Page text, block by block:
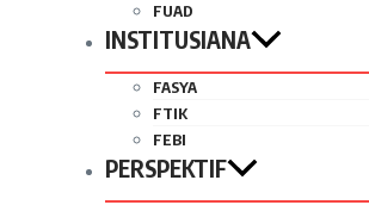
FUAD
INSTITUSIANA
FASYA
FTIK
FEBI
PERSPEKTIF